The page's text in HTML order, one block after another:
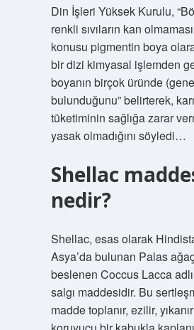
Din İşleri Yüksek Kurulu,
renkli sıvıların kan
konusu pigmentin boya
bir dizi kimyasal işlemden
boyanın birçok üründe
bulunduğunu” belirterek,
tüketiminin sağlığa zarar
yasak olmadığını söyledi…
Shellac
nedir?
Shellac, esas olarak
Asya’da bulunan Palas
beslenen Coccus Lacca
salgı maddesidir. Bu
madde toplanır, ezilir,